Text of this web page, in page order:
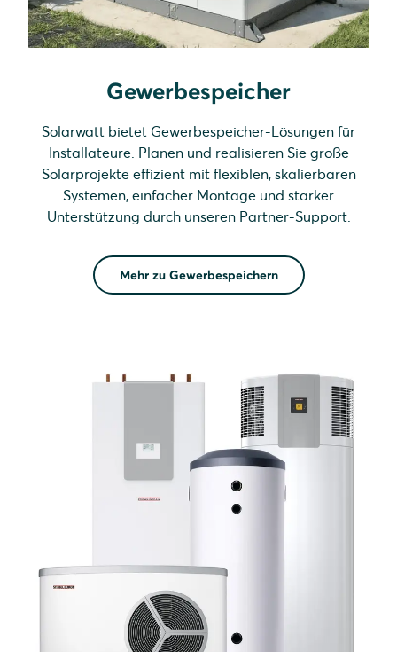
Gewerbespeicher
Solarwatt bietet Gewerbespeicher-Lösungen für
Installateure. Planen und realisieren Sie große
Solarprojekte effizient mit flexiblen, skalierbaren
Systemen, einfacher Montage und starker
Unterstützung durch unseren Partner-Support.
Mehr zu Gewerbespeichern